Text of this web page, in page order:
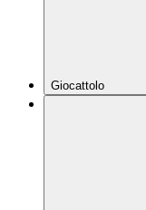
Giocattolo